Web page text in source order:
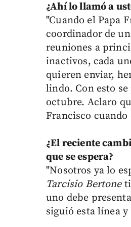
¿Ahí lo llamó a
"Cuando el Papa
coordinador de
reuniones a
inactivos, cada
quieren enviar,
lindo. Con esto
octubre. Aclaro
Francisco
¿El reciente
que se espera?
"Nosotros ya lo
Tarcisio Bertone
uno debe
siguió esta línea